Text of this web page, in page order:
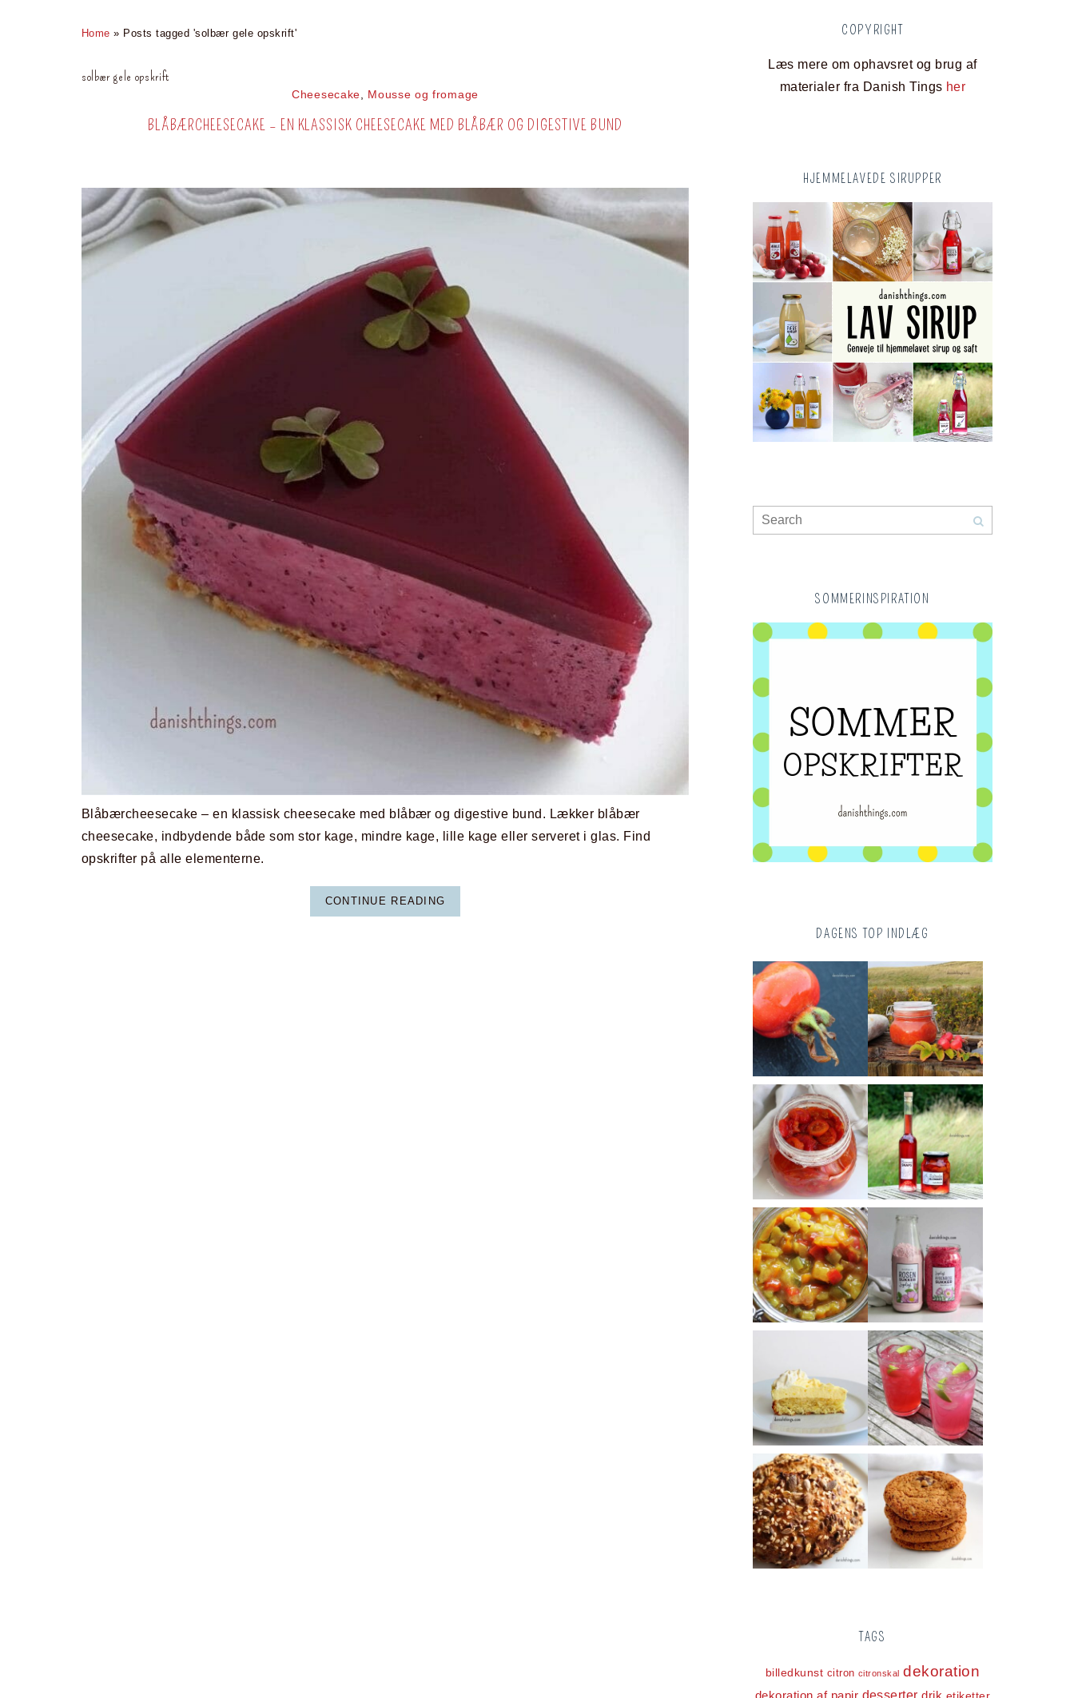
Home » Posts tagged 'solbær gele opskrift'
solbær gele opskrift
Cheesecake, Mousse og fromage
BLÅBÆRCHEESECAKE – EN KLASSISK CHEESECAKE MED BLÅBÆR OG DIGESTIVE BUND
Blåbærcheesecake – en klassisk cheesecake med blåbær og digestive bund. Lækker blåbær
cheesecake, indbydende både som stor kage, mindre kage, lille kage eller serveret i glas. Find
opskrifter på alle elementerne.
CONTINUE READING
COPYRIGHT
Læs mere om ophavsret og brug af
materialer fra Danish Tings her
HJEMMELAVEDE SIRUPPER
SOMMERINSPIRATION
DAGENS TOP INDLÆG
TAGS
billedkunst citron citronskal dekoration
dekoration af papir desserter